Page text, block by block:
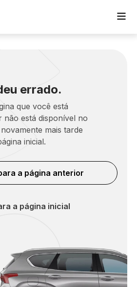
errado.
que você está
não está disponível no
mais tarde
inicial.
a página anterior
a página inicial